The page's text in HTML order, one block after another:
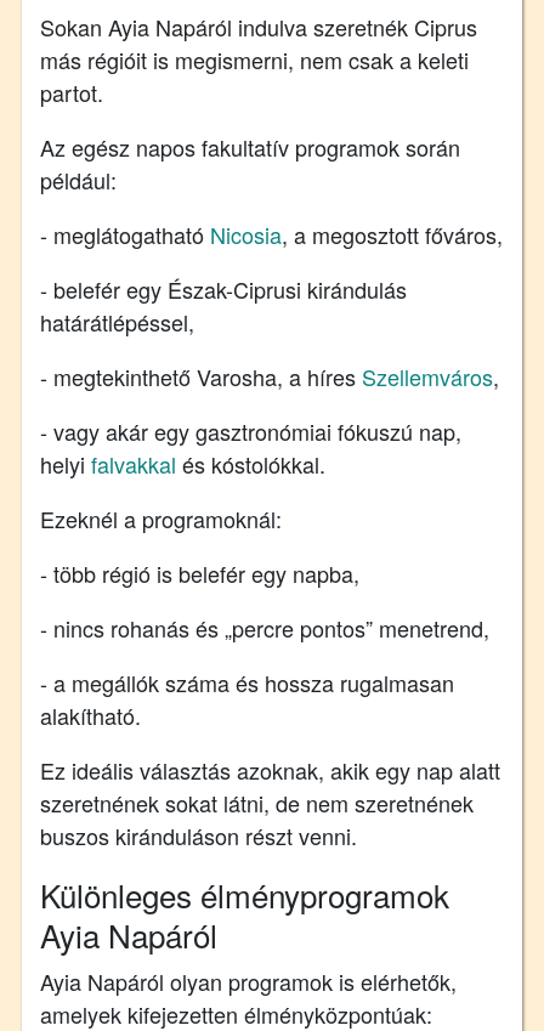
Sokan Ayia Napáról indulva szeretnék Ciprus
más régióit is megismerni, nem csak a keleti
partot.
Az egész napos fakultatív programok során
például:
- meglátogatható Nicosia, a megosztott főváros,
- belefér egy Észak-Ciprusi kirándulás
határátlépéssel,
- megtekinthető Varosha, a híres Szellemváros,
- vagy akár egy gasztronómiai fókuszú nap,
helyi falvakkal és kóstolókkal.
Ezeknél a programoknál:
- több régió is belefér egy napba,
- nincs rohanás és „percre pontos” menetrend,
- a megállók száma és hossza rugalmasan
alakítható.
Ez ideális választás azoknak, akik egy nap alatt
szeretnének sokat látni, de nem szeretnének
buszos kiránduláson részt venni.
Különleges élményprogramok
Ayia Napáról
Ayia Napáról olyan programok is elérhetők,
amelyek kifejezetten élményközpontúak: